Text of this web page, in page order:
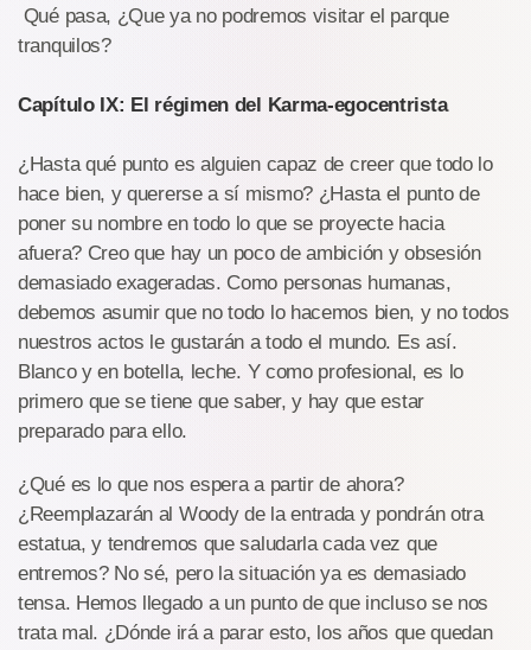
Qué pasa, ¿Que ya no podremos visitar el parque
tranquilos?
Capítulo IX: El régimen del Karma-egocentrista
¿Hasta qué punto es alguien capaz de creer que todo lo
hace bien, y quererse a sí mismo? ¿Hasta el punto de
poner su nombre en todo lo que se proyecte hacia
afuera? Creo que hay un poco de ambición y obsesión
demasiado exageradas. Como personas humanas,
debemos asumir que no todo lo hacemos bien, y no todos
nuestros actos le gustarán a todo el mundo. Es así.
Blanco y en botella, leche. Y como profesional, es lo
primero que se tiene que saber, y hay que estar
preparado para ello.
¿Qué es lo que nos espera a partir de ahora?
¿Reemplazarán al Woody de la entrada y pondrán otra
estatua, y tendremos que saludarla cada vez que
entremos? No sé, pero la situación ya es demasiado
tensa. Hemos llegado a un punto de que incluso se nos
trata mal. ¿Dónde irá a parar esto, los años que quedan